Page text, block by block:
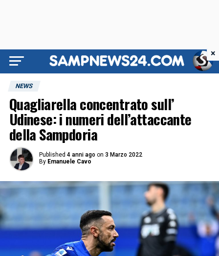
NEWS
Quagliarella concentrato sull’
Udinese: i numeri dell’attaccante
della Sampdoria
Published 4 anni ago on 3 Marzo 2022
By Emanuele Cavo
×